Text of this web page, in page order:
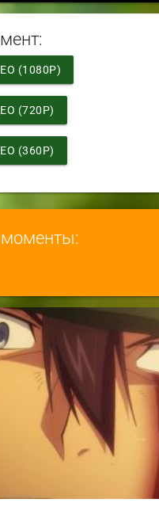
(1080P)
(720P)
(360P)